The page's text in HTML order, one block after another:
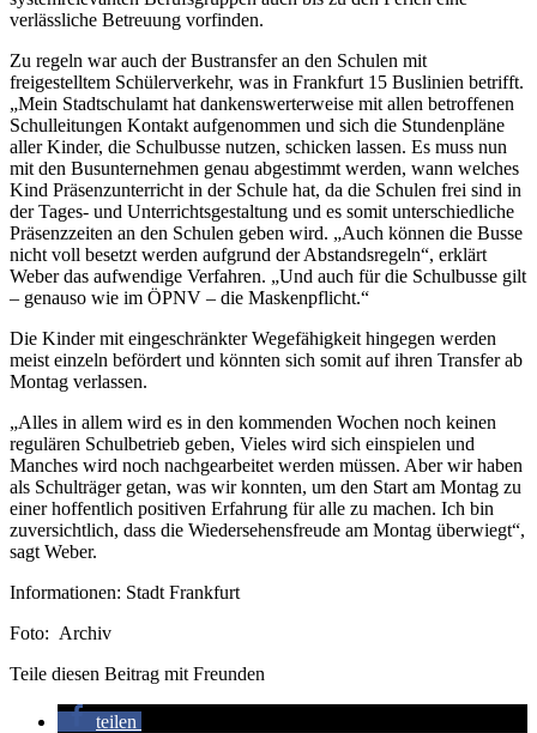
verlässliche Betreuung vorfinden.
Zu regeln war auch der Bustransfer an den Schulen mit
freigestelltem Schülerverkehr, was in Frankfurt 15 Buslinien betrifft.
„Mein Stadtschulamt hat dankenswerterweise mit allen betroffenen
Schulleitungen Kontakt aufgenommen und sich die Stundenpläne
aller Kinder, die Schulbusse nutzen, schicken lassen. Es muss nun
mit den Busunternehmen genau abgestimmt werden, wann welches
Kind Präsenzunterricht in der Schule hat, da die Schulen frei sind in
der Tages- und Unterrichtsgestaltung und es somit unterschiedliche
Präsenzzeiten an den Schulen geben wird. „Auch können die Busse
nicht voll besetzt werden aufgrund der Abstandsregeln“, erklärt
Weber das aufwendige Verfahren. „Und auch für die Schulbusse gilt
– genauso wie im ÖPNV – die Maskenpflicht.“
Die Kinder mit eingeschränkter Wegefähigkeit hingegen werden
meist einzeln befördert und könnten sich somit auf ihren Transfer ab
Montag verlassen.
„Alles in allem wird es in den kommenden Wochen noch keinen
regulären Schulbetrieb geben, Vieles wird sich einspielen und
Manches wird noch nachgearbeitet werden müssen. Aber wir haben
als Schulträger getan, was wir konnten, um den Start am Montag zu
einer hoffentlich positiven Erfahrung für alle zu machen. Ich bin
zuversichtlich, dass die Wiedersehensfreude am Montag überwiegt“,
sagt Weber.
Informationen: Stadt Frankfurt
Foto: Archiv
Teile diesen Beitrag mit Freunden
teilen